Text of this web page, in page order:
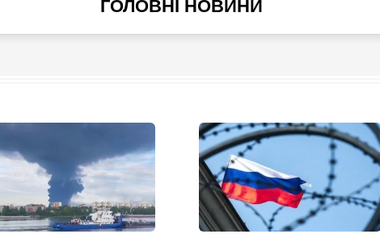
ГОЛОВНІ НОВИНИ